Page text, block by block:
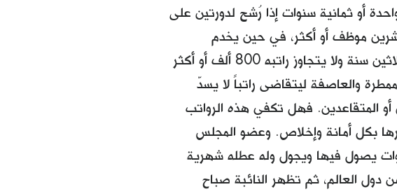
أو ثمانية سنوات إذا رُشح لدورتين على
موظف أو أكثر، في حين يخدم
الموظف، ومن أصحاب الشهادات خاصة، مدة لا تقلّ عن ثلاثين سنة ولا يتجاوز راتبه 800 ألف أو أكثر
والعاصفة ليتقاضى راتباً لا يسدّ
500 ألف من الموظفين أو المتقاعدين. فهل تكفي هذه الرواتب
بكل أمانة وإخلاص. وعضو المجلس
يصول فيها ويجول وله عطله شهرية
العالم، ثم تظهر النائبة صباح